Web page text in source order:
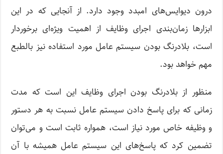
درون دیوایس‌های امبدد وجود دارد. از آنجایی که در این
ابزارها زمان‌بندی اجرای وظایف از اهمیت ویژه‌ای برخوردار
است، بلادرنگ بودن سیستم عامل مورد استفاده نیز بالطبع
مهم خواهد بود.
منظور از بلادرنگ بودن اجرای وظایف این است که مدت
زمانی که برای پاسخ دادن سیستم عامل نسبت به هر دستور
و وظیفه خاص مورد نیاز است، همواره ثابت است و می‌توان
تضمین کرد که پاسخ‌های این سیستم عامل همیشه با آن